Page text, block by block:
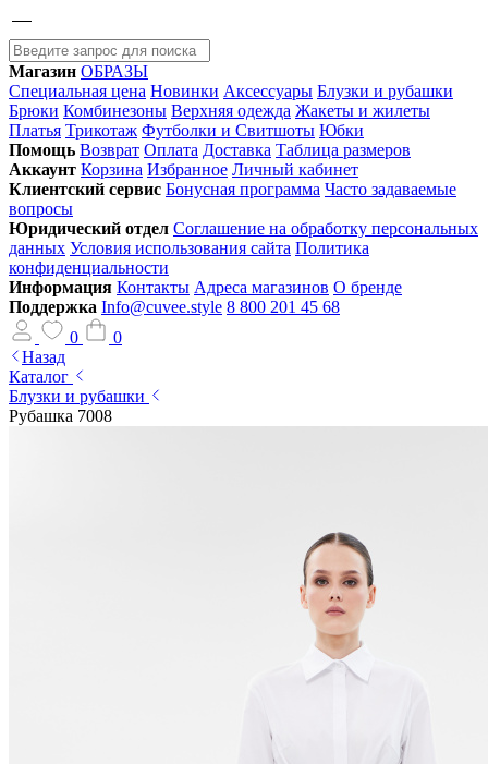
Магазин ОБРАЗЫ
Специальная цена Новинки Аксессуары Блузки и рубашки
Брюки Комбинезоны Верхняя одежда Жакеты и жилеты
Платья Трикотаж Футболки и Свитшоты Юбки
Помощь Возврат Оплата Доставка Таблица размеров
Аккаунт Корзина Избранное Личный кабинет
Клиентский сервис Бонусная программа Часто задаваемые
вопросы
Юридический отдел Соглашение на обработку персональных
данных Условия использования сайта Политика
конфиденциальности
Информация Контакты Адреса магазинов О бренде
Поддержка Info@cuvee.style 8 800 201 45 68
0
0
Назад
Каталог
Блузки и рубашки
Рубашка 7008